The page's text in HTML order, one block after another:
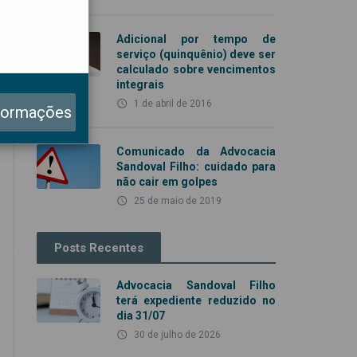
Adicional por tempo de
serviço (quinquênio) deve ser
calculado sobre vencimentos
integrais
access_time 1 de abril de 2016
Comunicado da Advocacia
Sandoval Filho: cuidado para
não cair em golpes
access_time 25 de maio de 2019
Posts Recentes
Advocacia Sandoval Filho
terá expediente reduzido no
dia 31/07
access_time 30 de julho de 2026